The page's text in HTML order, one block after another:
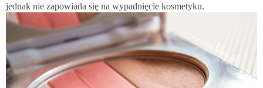
jednak nie zapowiada się na wypadnięcie kosmetyku.